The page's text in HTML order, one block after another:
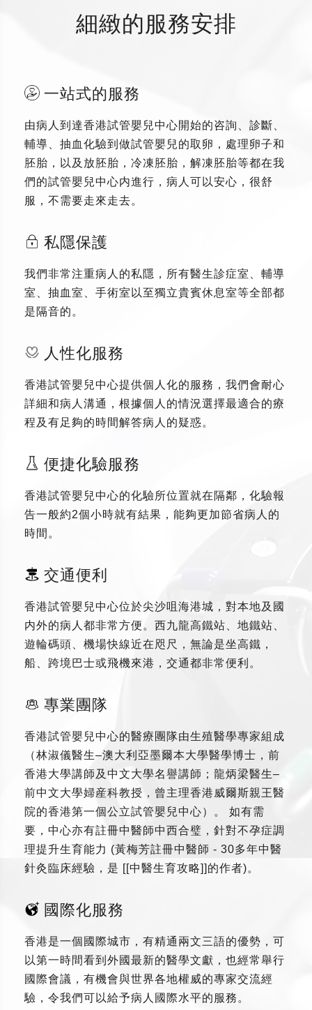
細緻的服務安排
一站式的服務
由病人到達香港試管嬰兒中心開始的咨詢、診斷、
輔導、抽血化驗到做試管嬰兒的取卵，處理卵子和
胚胎，以及放胚胎，冷凍胚胎，解凍胚胎等都在我
們的試管嬰兒中心内進行，病人可以安心，很舒
服，不需要走來走去。
私隱保護
我們非常注重病人的私隱，所有醫生診症室、輔導
室、抽血室、手術室以至獨立貴賓休息室等全部都
是隔音的。
人性化服務
香港試管嬰兒中心提供個人化的服務，我們會耐心
詳細和病人溝通，根據個人的情況選擇最適合的療
程及有足夠的時間解答病人的疑惑。
便捷化驗服務
香港試管嬰兒中心的化驗所位置就在隔鄰，化驗報
告一般約2個小時就有結果，能夠更加節省病人的
時間。
交通便利
香港試管嬰兒中心位於尖沙咀海港城，對本地及國
内外的病人都非常方便。西九龍高鐵站、地鐵站、
遊輪碼頭、機場快線近在咫尺，無論是坐高鐵，
船、跨境巴士或飛機來港，交通都非常便利。
專業團隊
香港試管嬰兒中心的醫療團隊由生殖醫學專家組成
（林淑儀醫生–澳大利亞墨爾本大學醫學博士，前
香港大學講師及中文大學名譽講師；龍炳梁醫生–
前中文大學婦産科教授，曾主理香港威爾斯親王醫
院的香港第一個公立試管嬰兒中心）。 如有需
要，中心亦有註冊中醫師中西合璧，針對不孕症調
理提升生育能力 (黃梅芳註冊中醫師 - 30多年中醫
針灸臨床經驗，是 [[中醫生育攻略]]的作者)。
國際化服務
香港是一個國際城市，有精通兩文三語的優勢，可
以第一時間看到外國最新的醫學文獻，也經常舉行
國際會議，有機會與世界各地權威的專家交流經
驗，令我們可以給予病人國際水平的服務。